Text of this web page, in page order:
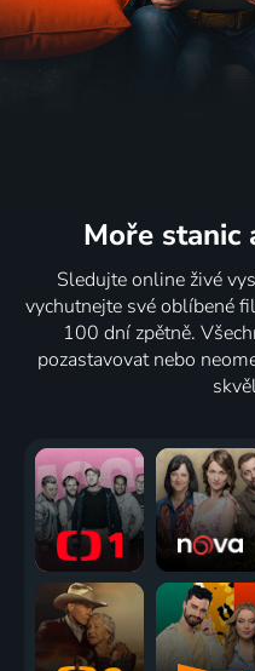
Moře stanic
Sledujte online živé
vychutnejte své oblíbené
100 dní zpětně.
pozastavovat nebo